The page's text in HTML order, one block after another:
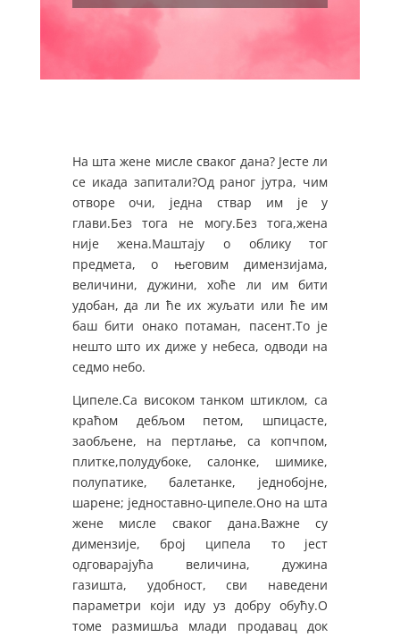
На шта жене мисле сваког дана? Јесте ли
се икада запитали?Од раног јутра, чим
отворе очи, једна ствар им је у
глави.Без тога не могу.Без тога,жена
није жена.Маштају о облику тог
предмета, о његовим димензијама,
величини, дужини, хоће ли им бити
удобан, да ли ће их жуљати или ће им
баш бити онако потаман, пасент.То је
нешто што их диже у небеса, одводи на
седмо небо.
Ципеле.Са високом танком штиклом, са
краћом дебљом петом, шпицасте,
заобљене, на пертлање, са копчпом,
плитке,полудубоке, салонке, шимике,
полупатике, балетанке, једнобојне,
шарене; једноставно-ципеле.Оно на шта
жене мисле сваког дана.Важне су
димензије, број ципела то јест
одговарајућа величина, дужина
газишта, удобност, сви наведени
параметри који иду уз добру обућу.О
томе размишља млади продавац док